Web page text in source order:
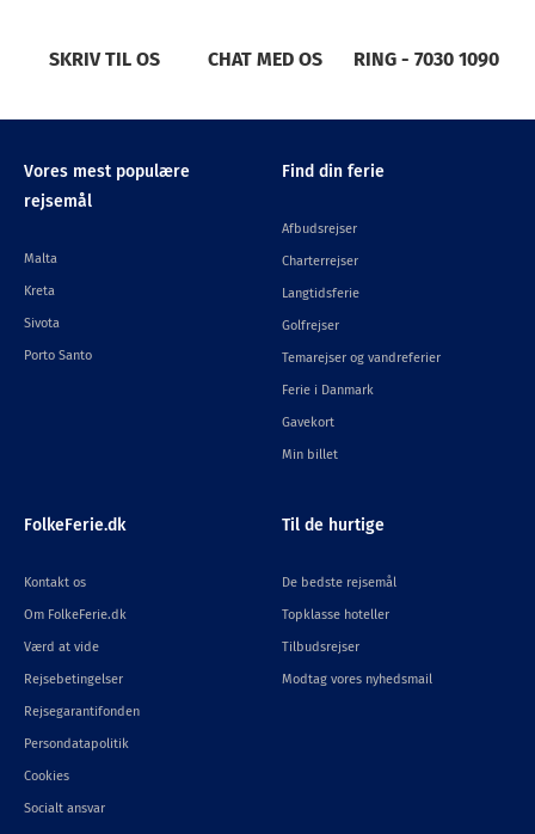
SKRIV TIL OS CHAT MED OS RING - 7030 1090
Vores mest populære
rejsemål
Malta
Kreta
Sivota
Porto Santo
Find din ferie
Afbudsrejser
Charterrejser
Langtidsferie
Golfrejser
Temarejser og vandreferier
Ferie i Danmark
Gavekort
Min billet
FolkeFerie.dk
Kontakt os
Om FolkeFerie.dk
Værd at vide
Rejsebetingelser
Rejsegarantifonden
Persondatapolitik
Cookies
Socialt ansvar
Til de hurtige
De bedste rejsemål
Topklasse hoteller
Tilbudsrejser
Modtag vores nyhedsmail